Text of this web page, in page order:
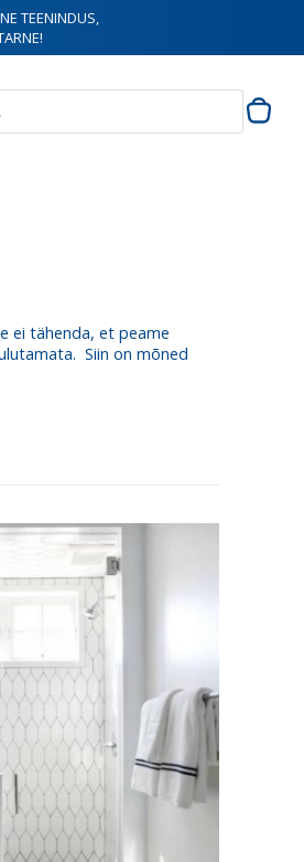
TEENINDUS,
ei tähenda, et peame
Siin on mõned